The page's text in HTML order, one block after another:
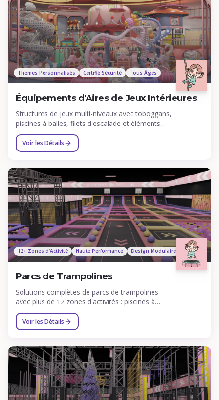
Thèmes Personnalisés Certifié Sécurité Tous Âges
Équipements d'Aires de Jeux Intérieures
Structures de jeux multi-niveaux avec toboggans,
piscines à balles, filets d'escalade et éléments
interactifs pour enfants de tous âges.
Voir les Détails
12+ Zones d'Activité Haute Performance Design Modulaire
Parcs de Trampolines
Solutions complètes de parcs de trampolines
avec plus de 12 zones d'activités : piscines à
mousse, paniers, skyrider, vélo 360°, murs
d'escalade et plus.
Voir les Détails